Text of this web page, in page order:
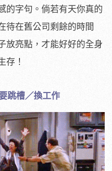
的字句。倘若有天你真的
待在舊公司剩餘的時間
放亮點，才能好好的全身
存！
跳槽／換工作